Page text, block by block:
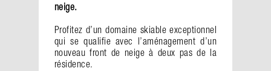
neige.
Profitez d’un domaine skiable exceptionnel
qui se qualifie avec l’aménagement d’un
nouveau front de neige à deux pas de la
résidence.